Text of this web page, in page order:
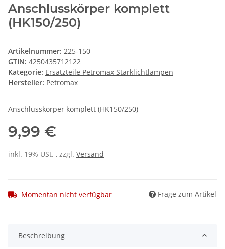
Anschlusskörper komplett
(HK150/250)
Artikelnummer: 225-150
GTIN: 4250435712122
Kategorie: Ersatzteile Petromax Starklichtlampen
Hersteller: Petromax
Anschlusskörper komplett (HK150/250)
9,99 €
inkl. 19% USt. , zzgl. Versand
Momentan nicht verfügbar Frage zum Artikel
Beschreibung